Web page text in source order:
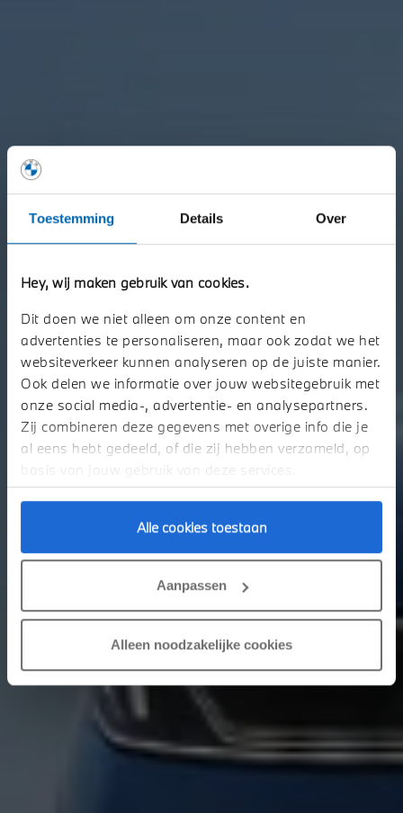
Toestemming Details Over
Hey, wij maken gebruik van cookies.
Dit doen we niet alleen om onze content en
advertenties te personaliseren, maar ook zodat we het
websiteverkeer kunnen analyseren op de juiste manier.
Ook delen we informatie over jouw websitegebruik met
onze social media-, advertentie- en analysepartners.
Zij combineren deze gegevens met overige info die je
al eens hebt gedeeld, of die zij hebben verzameld, op
basis van jouw gebruik van deze services.
Alle cookies toestaan
Aanpassen
Alleen noodzakelijke cookies
WELKOM BIJ STORY BMW.
De nieuwe BMW i3 Sedan. Vanaf nu te bestellen als First Edition.
Plan uw onderhoud
Nieuwe BMW i3 Sedan First Edition